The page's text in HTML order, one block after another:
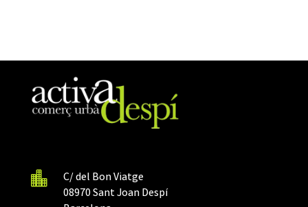

C/ del Bon Viatge
08970 Sant Joan Despí